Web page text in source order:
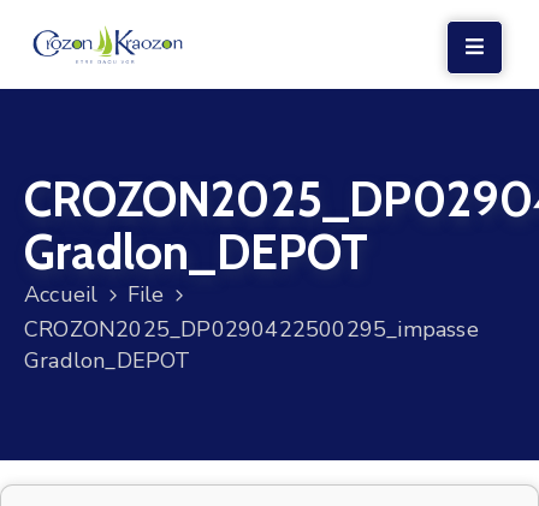
VIE
LOCALE
VIE
SOCIALE
TERRE
VOS
Gradlon_DEPOT
Accueil
File
CROZON2025_DP0290422500295_impasse
Gradlon_DEPOT